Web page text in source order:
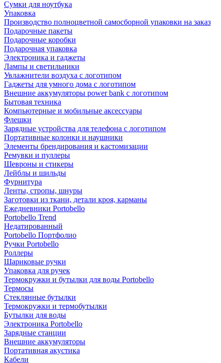
Сумки для ноутбука
Упаковка
Производство полноцветной самосборной упаковки на заказ
Подарочные пакеты
Подарочные коробки
Подарочная упаковка
Электроника и гаджеты
Лампы и светильники
Увлажнители воздуха с логотипом
Гаджеты для умного дома с логотипом
Внешние аккумуляторы power bank с логотипом
Бытовая техника
Компьютерные и мобильные аксессуары
Флешки
Зарядные устройства для телефона с логотипом
Портативные колонки и наушники
Элементы брендирования и кастомизации
Ремувки и пуллеры
Шевроны и стикеры
Лейблы и шильды
Фурнитура
Ленты, стропы, шнуры
Заготовки из ткани, детали кроя, карманы
Ежедневники Portobello
Portobello Trend
Недатированный
Portobello Портфолио
Ручки Portobello
Роллеры
Шариковые ручки
Упаковка для ручек
Термокружки и бутылки для воды Portobello
Термосы
Стеклянные бутылки
Термокружки и термобутылки
Бутылки для воды
Электроника Portobello
Зарядные станции
Внешние аккумуляторы
Портативная акустика
Кабели